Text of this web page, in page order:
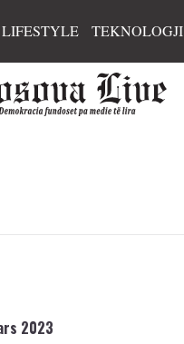
LIFESTYLE TEKNOLOGJI
2023